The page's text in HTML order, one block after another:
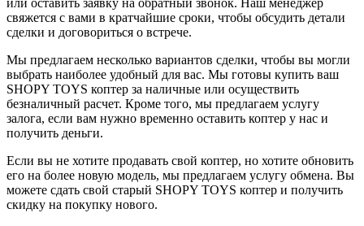
или оставить заявку на обратный звонок. Наш менеджер
свяжется с вами в кратчайшие сроки, чтобы обсудить детали
сделки и договориться о встрече.
Мы предлагаем несколько вариантов сделки, чтобы вы могли
выбрать наиболее удобный для вас. Мы готовы купить ваш
SHOPY TOYS коптер за наличные или осуществить
безналичный расчет. Кроме того, мы предлагаем услугу
залога, если вам нужно временно оставить коптер у нас и
получить деньги.
Если вы не хотите продавать свой коптер, но хотите обновить
его на более новую модель, мы предлагаем услугу обмена. Вы
можете сдать свой старый SHOPY TOYS коптер и получить
скидку на покупку нового.